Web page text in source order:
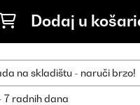
Dodaj u
na skladištu - naruči brzo!
7 radnih dana